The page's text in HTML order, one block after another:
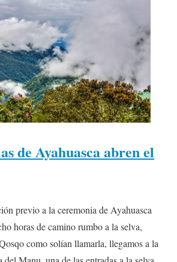
de Ayahuasca abren el
previo a la ceremonia de Ayahuasca
horas de camino rumbo a la selva,
como solían llamarla, llegamos a la